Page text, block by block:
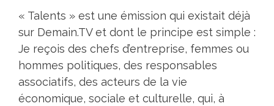
« Talents » est une émission qui existait déjà
sur Demain.TV et dont le principe est simple :
Je reçois des chefs d’entreprise, femmes ou
hommes politiques, des responsables
associatifs, des acteurs de la vie
économique, sociale et culturelle, qui, à